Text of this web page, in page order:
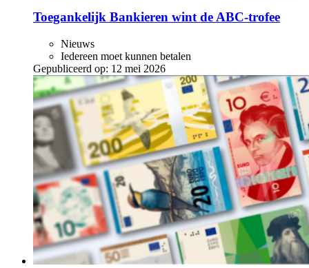
Toegankelijk Bankieren wint de ABC‑trofee
Nieuws
Iedereen moet kunnen betalen
Gepubliceerd op: 12 mei 2026